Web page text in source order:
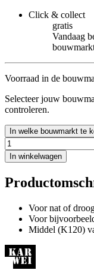
Click & collect
gratis
Vandaag
Voorraad in de
Selecteer jouw
controleren.
In welke bouwmarkt te
In winkelwagen
Voor nat of
Voor
Middel (K120)